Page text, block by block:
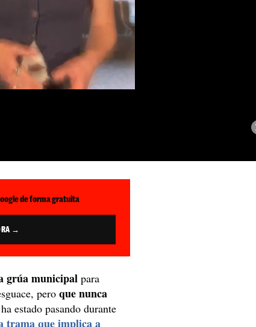
de forma gratuita
→
grúa municipal para
peroque nunca
estado pasando durante
trama que implica a